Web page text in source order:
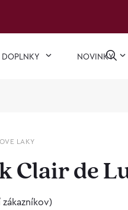
DOPLNKY NOVINKY
LAKY
Clair de
zákazníkov)